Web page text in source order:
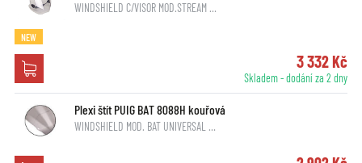
WINDSHIELD C/VISOR MOD.STREAM …
NEW
3 332 Kč
Skladem - dodání za 2 dny
Plexi štít PUIG BAT 8088H kouřová
WINDSHIELD MOD. BAT UNIVERSAL …